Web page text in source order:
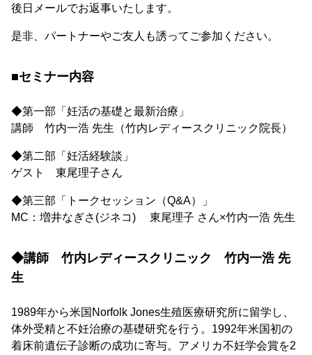
後日メールでお返事いたします。
是非、パートナーやご友人も誘ってご参加ください。
■セミナー内容
◆第一部「妊活の基礎と最新治療」
講師 竹内一浩 先生（竹内レディースクリニック院長）
◆第二部「妊活経験談」
ゲスト 東尾理子さん
◆第三部「トークセッション（Q&A）」
MC：増井なぎさ(ジネコ) 東尾理子 さん×竹内一浩 先生
◆講師 竹内レディースクリニック 竹内一浩 先
生
1989年から米国Norfolk Jones生殖医療研究所に留学し、
体外受精と不妊治療の基礎研究を行う。1992年米国初の
着床前遺伝子診断の成功に寄与。アメリカ不妊学会賞を2